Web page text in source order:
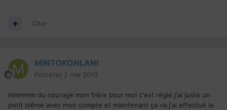
Citer
MINTOKONLANI
Posté(e) 2 mai 2019
Hmmmm du courage mon frère pour moi c'est réglé.j'ai juste un
petit blême avec mon compte et maintenant ça va.j'ai effectué le